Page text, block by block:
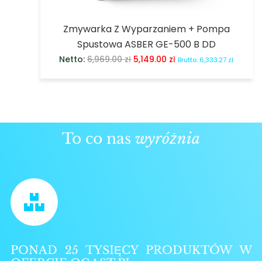
Zmywarka Z Wyparzaniem + Pompa
Spustowa ASBER GE-500 B DD
Netto:6,969.00zł 5,149.00 zł Brutto: 6,333.27 zł
To co nas wyróżnia
PONAD 25 TYSIĘCY PRODUKTÓW W